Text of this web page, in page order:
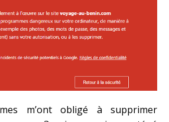
m’ont obligé à supprimer